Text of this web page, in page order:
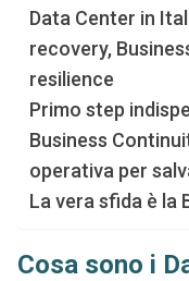
Data Center in
recovery,
resilience
Primo step
Business
operativa per
La vera sfida è la
Cosa sono i